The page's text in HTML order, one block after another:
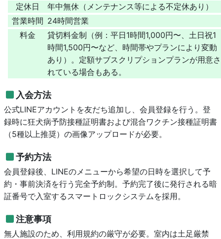
定休日
年中無休（メンテナンス等による不定休あり）
営業時間 24時間営業
料金
貸切料金制（例：平日1時間1,000円〜、土日祝1
時間1,500円〜など、時間帯やプランにより変動
あり）。定額サブスクリプションプランが用意さ
れている場合もある。
入会方法
公式LINEアカウントを友だち追加し、会員登録を行う。登
録時に狂犬病予防接種証明書および混合ワクチン接種証明書
（5種以上推奨）の画像アップロードが必要。
予約方法
会員登録後、LINEのメニューから希望の日時を選択して予
約・事前決済を行う完全予約制。予約完了後に発行される暗
証番号で入室するスマートロックシステムを採用。
注意事項
無人施設のため、利用規約の厳守が必要。室内は土足厳禁